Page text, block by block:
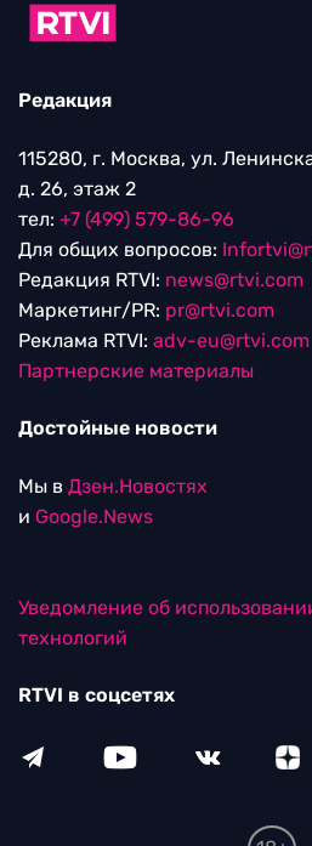
Редакция
115280, г. Москва, ул.
д. 26, этаж 2
тел: +7 (499) 579-86-96
Для общих вопросов:
Редакция RTVI: news@rtvi.com
Маркетинг/PR: pr@rtvi.com
Реклама RTVI: adv-eu@rtvi.com
Партнерские материалы
Достойные новости
Мы в Дзен.Новостях
и Google.News
Уведомление об
технологий
RTVI в соцсетях